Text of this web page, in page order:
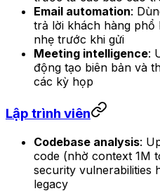
Email automation:
trả lời khách hàng
nhẹ trước khi gửi
Meeting intelligence:
động tạo biên bản và
các kỳ họp
Lập trình viên
Codebase analysis:
code (nhờ context 1M
security vulnerabilities
legacy